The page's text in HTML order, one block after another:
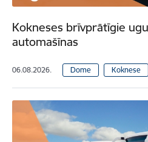
Kokneses brīvprātīgie
automašīnas
06.08.2026. Dome Koknese